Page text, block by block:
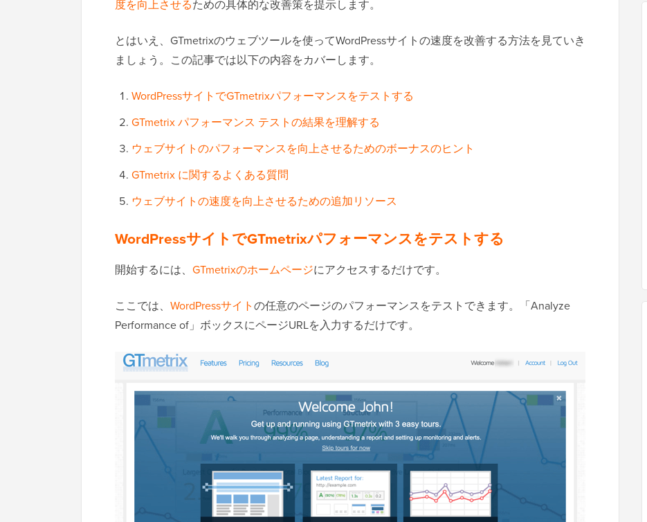
度を向上させるための具体的な改善策を提示します。
とはいえ、GTmetrixのウェブツールを使ってWordPressサイトの速度を改善する方法を見ていき
ましょう。この記事では以下の内容をカバーします。
WordPressサイトでGTmetrixパフォーマンスをテストする
GTmetrix パフォーマンス テストの結果を理解する
ウェブサイトのパフォーマンスを向上させるためのボーナスのヒント
GTmetrix に関するよくある質問
ウェブサイトの速度を向上させるための追加リソース
WordPressサイトでGTmetrixパフォーマンスをテストする
開始するには、 GTmetrixのホームページにアクセスするだけです。
ここでは、 WordPressサイトの任意のページのパフォーマンスをテストできます。「Analyze
Performance of」ボックスにページURLを入力するだけです。